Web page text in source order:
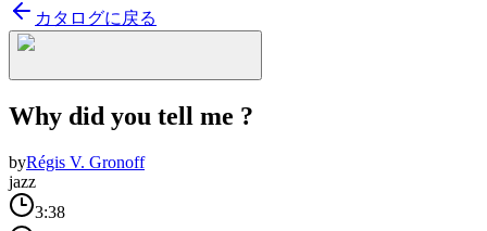
カタログに戻る
Why did you tell me ?
byRégis V. Gronoff
jazz
3:38